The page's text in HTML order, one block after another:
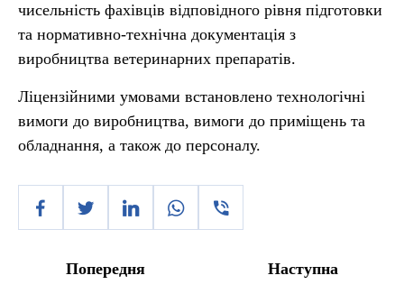
чисельність фахівців відповідного рівня підготовки
та нормативно-технічна документація з
виробництва ветеринарних препаратів.
Ліцензійними умовами встановлено технологічні
вимоги до виробництва, вимоги до приміщень та
обладнання, а також до персоналу.
Попередня Наступна